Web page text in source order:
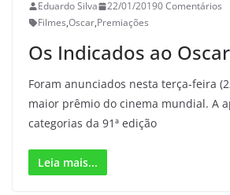
Eduardo Silva 22/01/20190 Comentários
Filmes,Oscar,Premiações
Os Indicados ao
Foram anunciados nesta terça-feira
maior prêmio do cinema mundial. A
categorias da 91ª edição
Leia mais...